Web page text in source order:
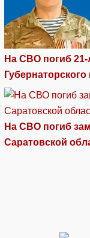
На СВО погиб 21-
На СВО погиб
Саратовской